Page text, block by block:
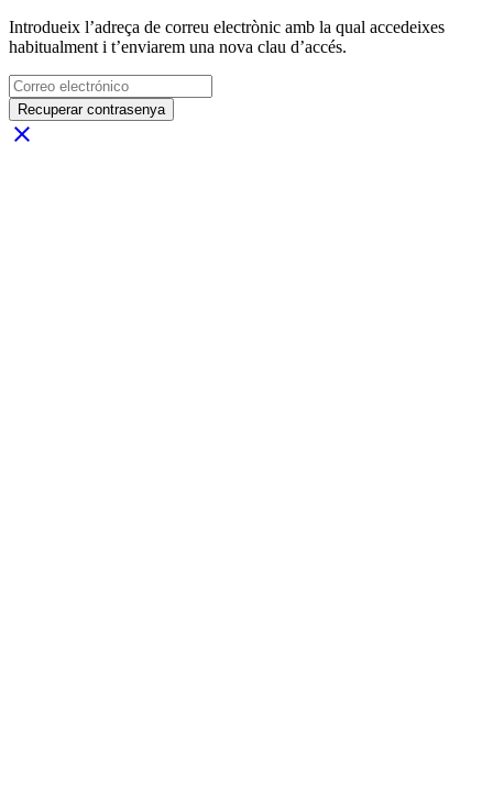
Introdueix l’adreça de correu electrònic amb la qual accedeixes
habitualment i t’enviarem una nova clau d’accés.
Recuperar contrasenya
close